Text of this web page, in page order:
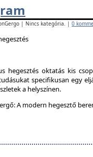
| Nincs kategória. | 0
hegesztés oktatás kis
specifikusan egy
a helyszínen.
A modern hegesztő